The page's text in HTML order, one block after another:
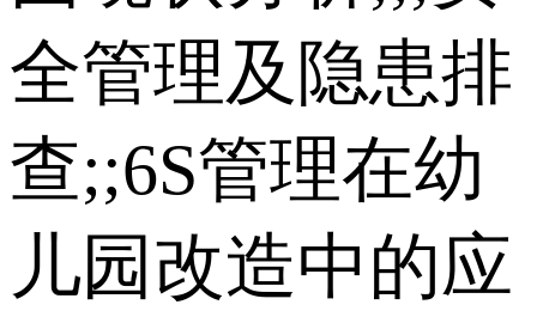
全管理及隐患排
查;;6S管理在幼
儿园改造中的应